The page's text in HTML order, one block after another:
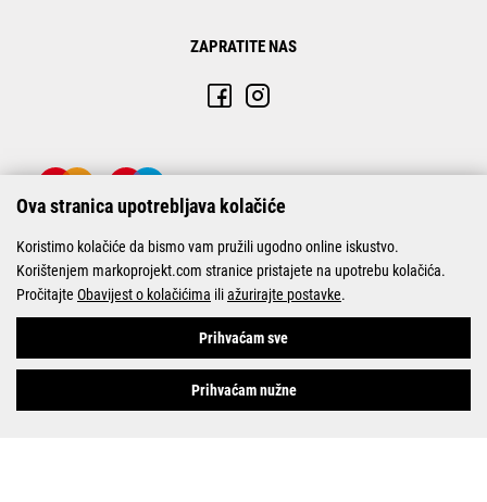
ZAPRATITE NAS
© Marko-Projekt 2026
Ova stranica upotrebljava kolačiće
Koristimo kolačiće da bismo vam pružili ugodno online iskustvo.
Korištenjem markoprojekt.com stranice pristajete na upotrebu kolačića.
Pročitajte Obavijest o kolačićima iliažurirajte postavke.
Prihvaćam sve
Prihvaćam nužne